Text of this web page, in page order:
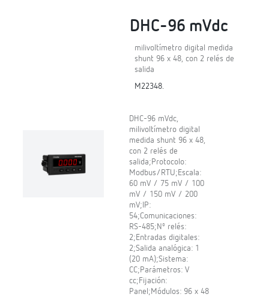
DHC-96 mVdc
milivoltímetro digital medida
shunt 96 x 48, con 2 relés de
salida
M22348.
DHC-96 mVdc,
milivoltímetro digital
medida shunt 96 x 48,
con 2 relés de
salida;Protocolo:
Modbus/RTU;Escala:
60 mV / 75 mV / 100
mV / 150 mV / 200
mV;IP:
54;Comunicaciones:
RS-485;Nº relés:
2;Entradas digitales:
2;Salida analógica: 1
(20 mA);Sistema:
CC;Parámetros: V
cc;Fijación:
Panel;Módulos: 96 x 48